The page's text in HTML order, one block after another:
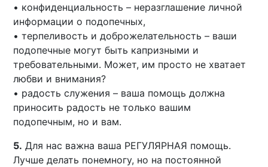
• конфиденциальность – неразглашение личной
информации о подопечных,
• терпеливость и доброжелательность – ваши
подопечные могут быть капризными и
требовательными. Может, им просто не хватает
любви и внимания?
• радость служения – ваша помощь должна
приносить радость не только вашим
подопечным, но и вам.
5. Для нас важна ваша РЕГУЛЯРНАЯ помощь.
Лучше делать понемногу, но на постоянной